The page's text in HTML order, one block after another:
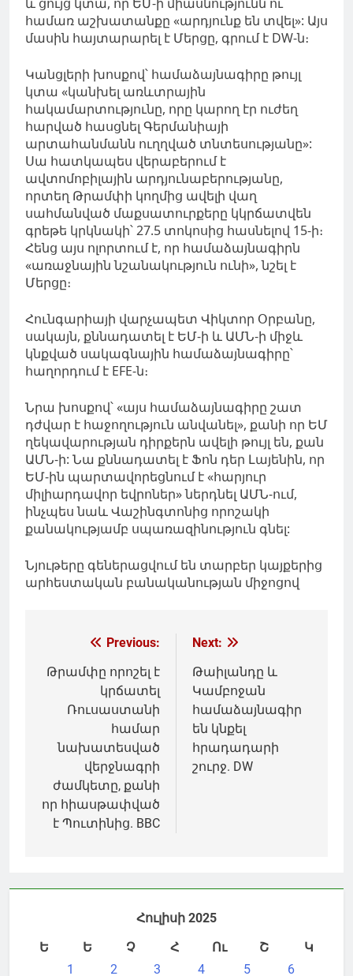
համառ աշխատանքը «արդյունք են տվել»: Այս
մասին հայտարարել է Մերցը, գրում է DW-ն։
Կանցլերի խոսքով՝ համաձայնագիրը թույլ
կտա «կանխել առևտրային
հակամարտությունը, որը կարող էր ուժեղ
հարված հասցնել Գերմանիայի
արտահանմանն ուղղված տնտեսությանը»:
Սա հատկապես վերաբերում է
ավտոմոբիլային արդյունաբերությանը,
որտեղ Թրամփի կողմից ավելի վաղ
սահմանված մաքսատուրքերը կկրճատվեն
գրեթե կրկնակի՝27.5 տոկոսից հասնելով 15-ի։
Հենց այս ոլորտում է, որ համաձայնագիրն
«առաջնային նշանակություն ունի», նշել է
Մերցը։
Հունգարիայի վարչապետ Վիկտոր Օրբանը,
սակայն, քննադատել է ԵՄ-ի և ԱՄՆ-ի միջև
կնքված սակագնային համաձայնագիրը՝
հաղորդում է EFE-ն։
Նրա խոսքով՝«այս համաձայնագիրը շատ
դժվար է հաջողություն անվանել», քանի որ ԵՄ
ղեկավարության դիրքերն ավելի թույլ են, քան
ԱՄՆ-ի: Նա քննադատել է Ֆոն դեր Լայենին, որ
ԵՄ-ին պարտավորեցնում է «հարյուր
միլիարդավոր եվրոներ» ներդնել ԱՄՆ-ում,
ինչպես նաև Վաշինգտոնից որոշակի
քանակությամբ սպառազինություն գնել:
Նյութերը գեներացվում են տարբեր կայքերից
արհեստական բանականության միջոցով
Գրառումների
նավարկումը
Previous:
Թրամփը որոշել է
կրճատել
Ռուսաստանի
համար
նախատեսված
վերջնագրի
ժամկետը, քանի
որ հիասթափված
է Պուտինից. BBC
Next:
Թաիլանդը և
Կամբոջան
համաձայնագիր
են կնքել
հրադադարի
շուրջ. DW
Հուլիսի 2025
Ե
Ե Չ Հ Ու Շ
Կ
1
2 3 4 5 6